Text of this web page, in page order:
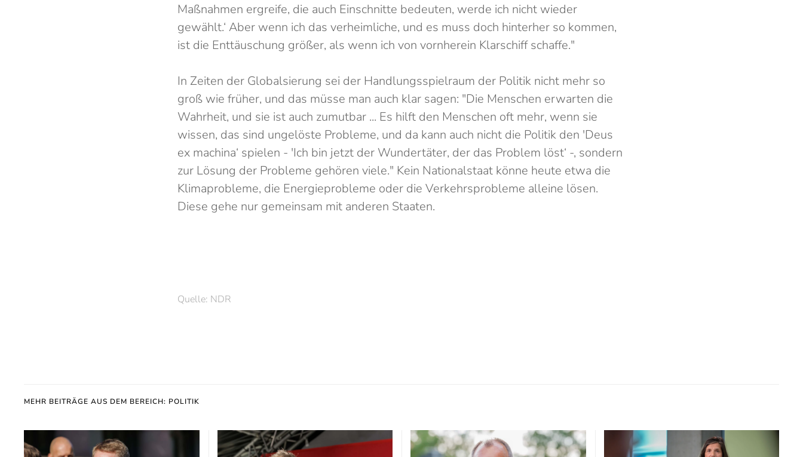
Maßnahmen ergreife, die auch Einschnitte bedeuten, werde ich nicht wieder
gewählt.‘ Aber wenn ich das verheimliche, und es muss doch hinterher so kommen,
ist die Enttäuschung größer, als wenn ich von vornherein Klarschiff schaffe."
In Zeiten der Globalsierung sei der Handlungsspielraum der Politik nicht mehr so
groß wie früher, und das müsse man auch klar sagen: "Die Menschen erwarten die
Wahrheit, und sie ist auch zumutbar ... Es hilft den Menschen oft mehr, wenn sie
wissen, das sind ungelöste Probleme, und da kann auch nicht die Politik den 'Deus
ex machina‘ spielen - 'Ich bin jetzt der Wundertäter, der das Problem löst‘ -, sondern
zur Lösung der Probleme gehören viele." Kein Nationalstaat könne heute etwa die
Klimaprobleme, die Energieprobleme oder die Verkehrsprobleme alleine lösen.
Diese gehe nur gemeinsam mit anderen Staaten.
Quelle: NDR
MEHR BEITRÄGE AUS DEM BEREICH: POLITIK